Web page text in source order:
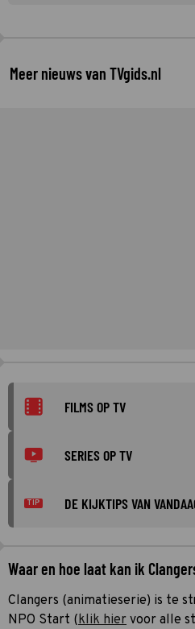
Meer nieuws van TVgids.nl
FILMS OP TV
SERIES OP TV
TIP DE KIJKTIPS VAN
Waar en hoe laat kan ik
Clangers (animatieserie) is te
NPO Start (klik hier voor alle